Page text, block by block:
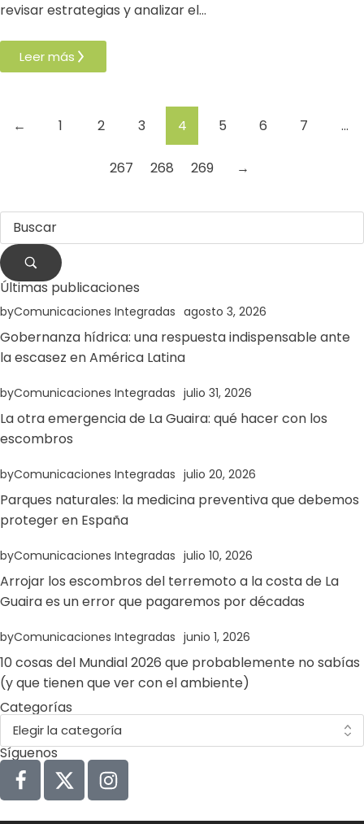
revisar estrategias y analizar el…
Leer más
← 1 2 3 4 5 6 7 …
267 268 269 →
Últimas publicaciones
byComunicaciones Integradas agosto 3, 2026
Gobernanza hídrica: una respuesta indispensable ante
la escasez en América Latina
byComunicaciones Integradas julio 31, 2026
La otra emergencia de La Guaira: qué hacer con los
escombros
byComunicaciones Integradas julio 20, 2026
Parques naturales: la medicina preventiva que debemos
proteger en España
byComunicaciones Integradas julio 10, 2026
Arrojar los escombros del terremoto a la costa de La
Guaira es un error que pagaremos por décadas
byComunicaciones Integradas junio 1, 2026
10 cosas del Mundial 2026 que probablemente no sabías
(y que tienen que ver con el ambiente)
Categorías
Síguenos